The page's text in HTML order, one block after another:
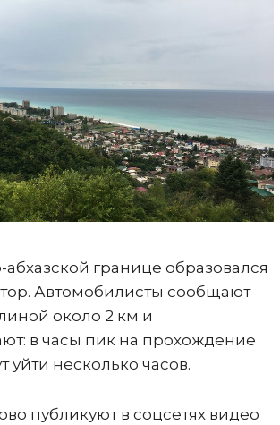
границе образовался
Автомобилисты сообщают
около 2 км и
в часы пик на прохождение
уйти несколько часов.
публикуют в соцсетях видео